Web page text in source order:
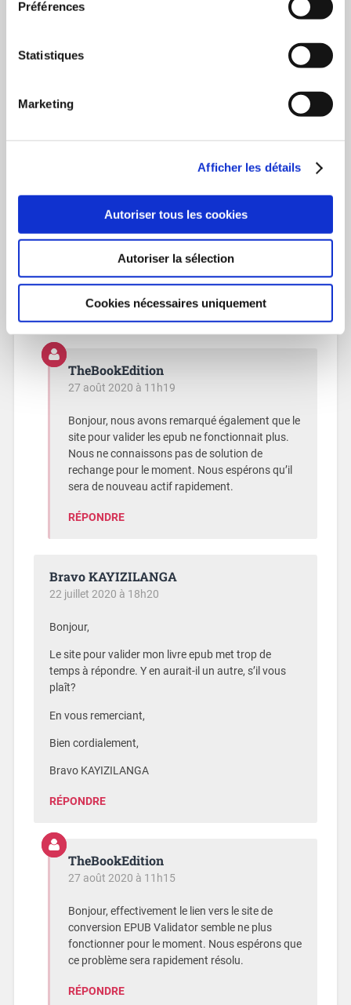
Préférences
Statistiques
Marketing
Afficher les détails
Autoriser tous les cookies
Autoriser la sélection
Cookies nécessaires uniquement
Nicolas F.G
le epub validator ne fonctionne jamais
Je veux vérifier mon livre numérique en epub, mais le
une réponse m’est donnée : « le site a mis trop de
temps à répondre »
RÉPONDRE
TheBookEdition
27 août 2020 à 11h19
Bonjour, nous avons remarqué également que le
site pour valider les epub ne fonctionnait plus.
Nous ne connaissons pas de solution de
rechange pour le moment. Nous espérons qu’il
sera de nouveau actif rapidement.
RÉPONDRE
Bravo KAYIZILANGA
22 juillet 2020 à 18h20
Bonjour,
Le site pour valider mon livre epub met trop de
temps à répondre. Y en aurait-il un autre, s’il vous
plaît?
En vous remerciant,
Bien cordialement,
Bravo KAYIZILANGA
RÉPONDRE
TheBookEdition
27 août 2020 à 11h15
Bonjour, effectivement le lien vers le site de
conversion EPUB Validator semble ne plus
fonctionner pour le moment. Nous espérons que
ce problème sera rapidement résolu.
RÉPONDRE